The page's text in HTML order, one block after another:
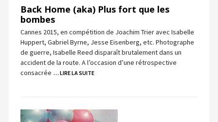
Back Home (aka) Plus fort que les
bombes
Cannes 2015, en compétition de Joachim Trier avec Isabelle
Huppert, Gabriel Byrne, Jesse Eisenberg, etc. Photographe
de guerre, Isabelle Reed disparaît brutalement dans un
accident de la route. A l’occasion d’une rétrospective
consacrée … LIRE LA SUITE